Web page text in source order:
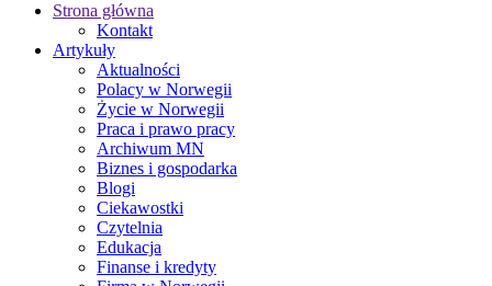
Strona główna
Kontakt
Artykuły
Aktualności
Polacy w Norwegii
Życie w Norwegii
Praca i prawo pracy
Archiwum MN
Biznes i gospodarka
Blogi
Ciekawostki
Czytelnia
Edukacja
Finanse i kredyty